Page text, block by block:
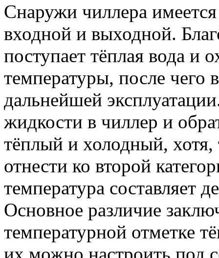
Снаружи чиллера
входной и выходной.
поступает тёплая вода и
температуры, после чего
дальнейшей
жидкости в чиллер и
тёплый и холодный,
отнести ко второй
температура составляет
Основное различие
температурной отметке
их можно настроить под